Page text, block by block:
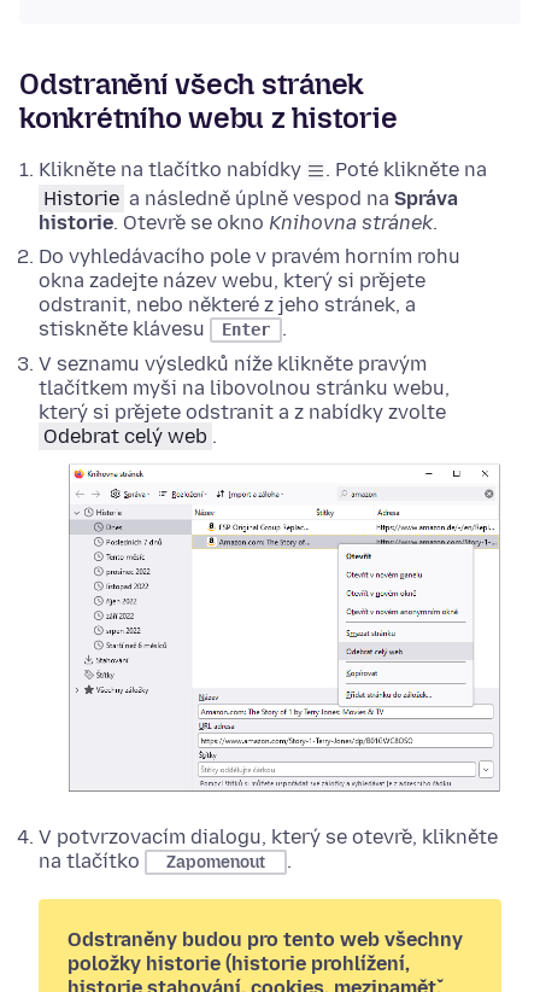
Odstranění všech stránek
konkrétního webu z historie
Klikněte na tlačítko nabídky . Poté klikněte na
Historie a následně úplně vespod na Správa
historie. Otevře se okno Knihovna stránek.
Do vyhledávacího pole v pravém horním rohu
okna zadejte název webu, který si přejete
odstranit, nebo některé z jeho stránek, a
stiskněte klávesu
Enter
.
V seznamu výsledků níže klikněte pravým
tlačítkem myši na libovolnou stránku webu,
který si přejete odstranit a z nabídky zvolte
Odebrat celý web .
V potvrzovacím dialogu, který se otevře, klikněte
na tlačítko
Zapomenout .
Odstraněny budou pro tento web všechny
položky historie (historie prohlížení,
historie stahování, cookies, mezipaměť,